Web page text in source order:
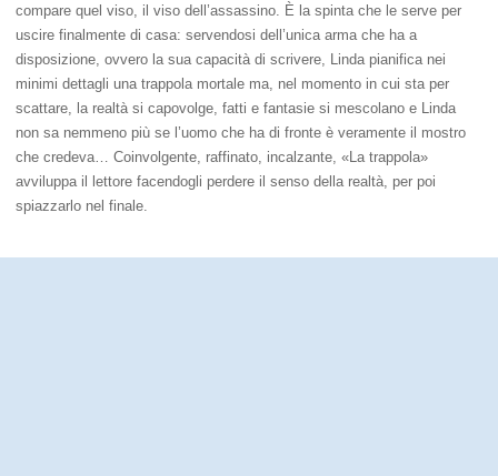
compare quel viso, il viso dell’assassino. È la spinta che le serve per
uscire finalmente di casa: servendosi dell’unica arma che ha a
disposizione, ovvero la sua capacità di scrivere, Linda pianifica nei
minimi dettagli una trappola mortale ma, nel momento in cui sta per
scattare, la realtà si capovolge, fatti e fantasie si mescolano e Linda
non sa nemmeno più se l’uomo che ha di fronte è veramente il mostro
che credeva… Coinvolgente, raffinato, incalzante, «La trappola»
avviluppa il lettore facendogli perdere il senso della realtà, per poi
spiazzarlo nel finale.